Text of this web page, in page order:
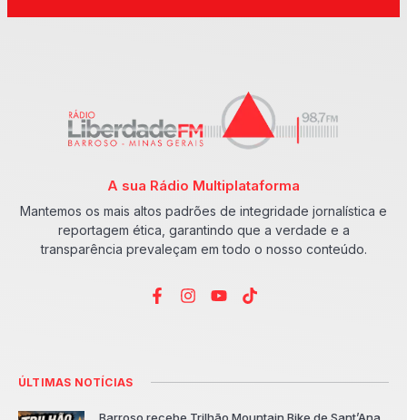
A sua Rádio Multiplataforma
Mantemos os mais altos padrões de integridade jornalística e
reportagem ética, garantindo que a verdade e a
transparência prevaleçam em todo o nosso conteúdo.
ÚLTIMAS NOTÍCIAS
Barroso recebe Trilhão Mountain Bike de Sant’Ana